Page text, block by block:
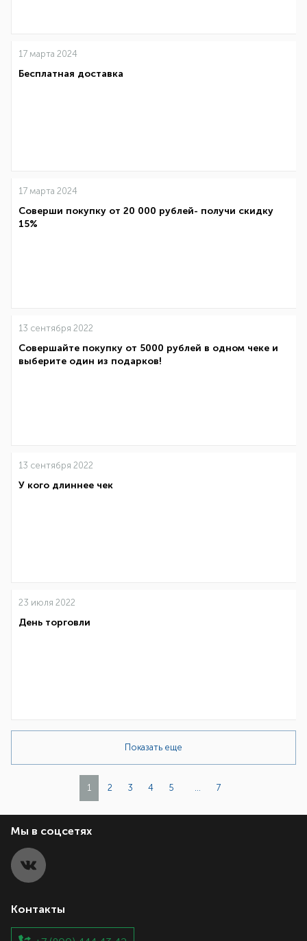
17 марта 2024
Бесплатная доставка
17 марта 2024
Соверши покупку от 20 000 рублей- получи скидку
15%
13 сентября 2022
Совершайте покупку от 5000 рублей в одном чеке и
выберите один из подарков!
13 сентября 2022
У кого длиннее чек
23 июля 2022
День торговли
Показать еще
1 2 3 4 5 ... 7
Мы в соцсетях
Контакты